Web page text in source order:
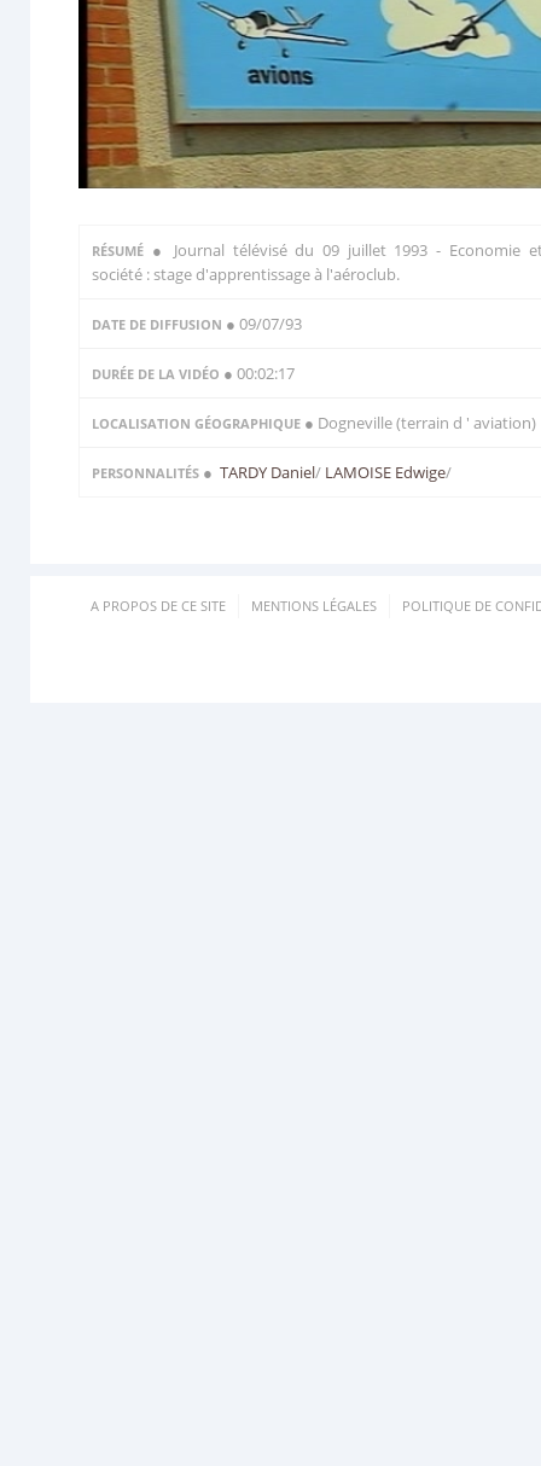
RÉSUMÉ ● Journal télévisé du 09 juillet 1993 - Economie
société : stage d'apprentissage à l'aéroclub.
DATE DE DIFFUSION ● 09/07/93
DURÉE DE LA VIDÉO ● 00:02:17
LOCALISATION GÉOGRAPHIQUE ● Dogneville (terrain d ' aviation)
PERSONNALITÉS ● TARDY Daniel/ LAMOISE Edwige/
A PROPOS DE CE SITE MENTIONS LÉGALES POLITIQUE DE